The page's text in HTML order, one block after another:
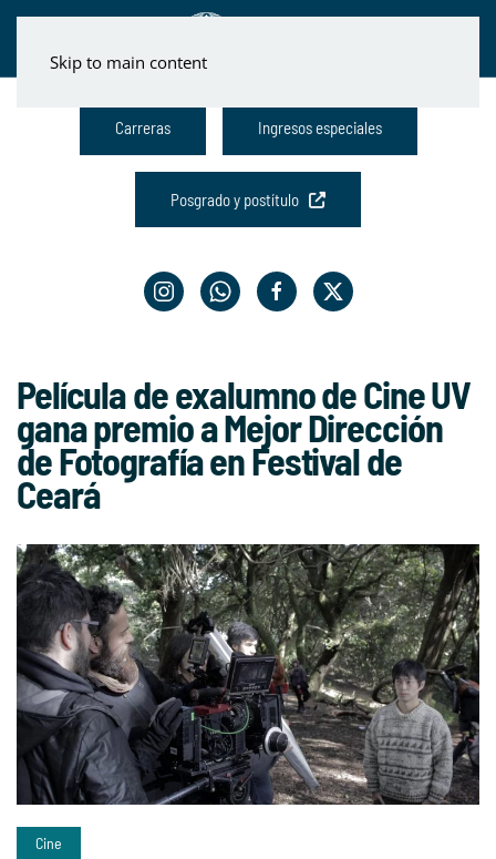
Skip to main content
Carreras Ingresos especiales
Posgrado y postítulo
Película de exalumno de Cine UV
gana premio a Mejor Dirección
de Fotografía en Festival de
Ceará
Cine